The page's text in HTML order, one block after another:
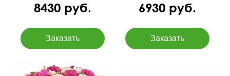
8430 руб. 6930 руб.